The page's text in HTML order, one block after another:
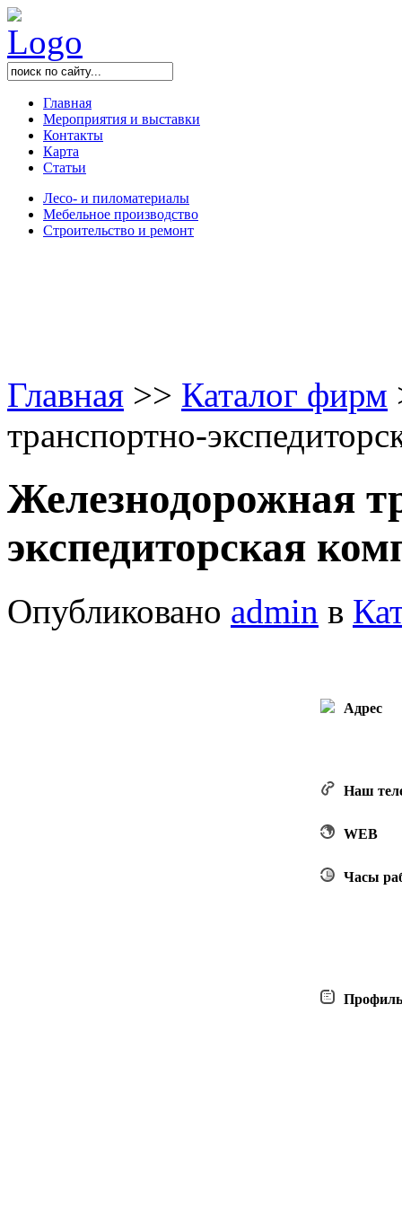
Главная
Мероприятия и выставки
Контакты
Карта
Статьи
Лесо- и пиломатериалы
Мебельное производство
Строительство и ремонт
Главная >> Каталог фирм
транспортно-
Железнодорожная
экспедиторская
Опубликовано admin в
Адрес
Наш
WEB
Часы
Профиль